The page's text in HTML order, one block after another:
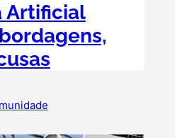
Artificial